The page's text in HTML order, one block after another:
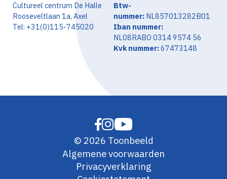
Cultureel centrum De Halle
Rooseveltlaan 1a, Axel
Tel: +31(0)115-745020
Btw-
nummer: NL857013282B01
Iban nummer:
NL08RABO 0314 9574 56
Kvk nummer:67473148
© 2026 Toonbeeld
Algemene voorwaarden
Privacyverklaring